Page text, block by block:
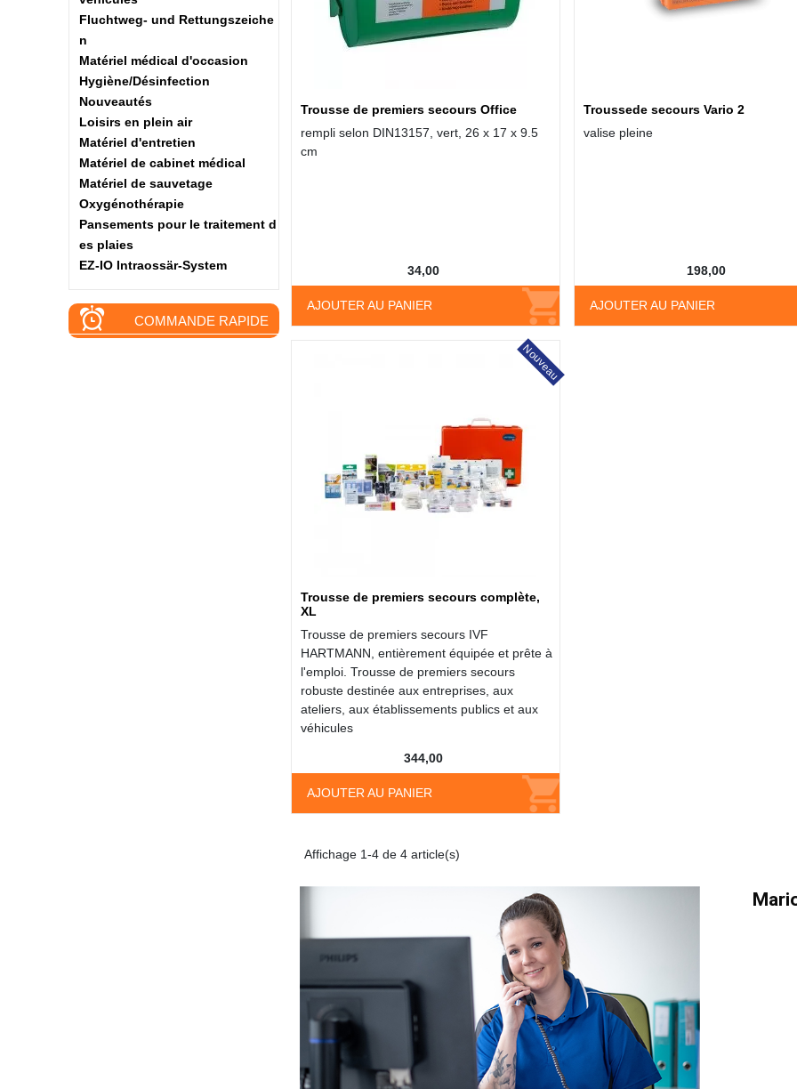
Fluchtweg- und Rettungszeiche
n
Matériel médical d'occasion
Hygiène/Désinfection
Nouveautés
Loisirs en plein air
Matériel d'entretien
Matériel de cabinet médical
Matériel de sauvetage
Oxygénothérapie
Pansements pour le traitement d
es plaies
EZ-IO Intraossär-System
COMMANDE RAPIDE
Trousse de premiers secours Office
rempli selon DIN13157, vert, 26 x 17 x 9.5
cm
AJOUTER AU PANIER
34,00
Troussede secours Vario 2
valise pleine
AJOUTER AU PANIER
198,00
Trousse de premiers secours complète,
XL
Trousse de premiers secours IVF
HARTMANN, entièrement équipée et prête à
l'emploi. Trousse de premiers secours
robuste destinée aux entreprises, aux
ateliers, aux établissements publics et aux
véhicules
AJOUTER AU PANIER
344,00
Nouveau
Affichage 1-4 de 4 article(s)